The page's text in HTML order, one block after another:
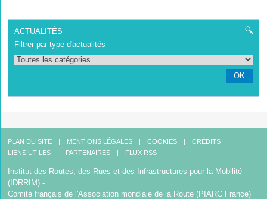
ACTUALITÉS
Filtrer par type d'actualités
OK
PLAN DU SITE MENTIONS LÉGALES COOKIES
CRÉDITS
LIENS UTILES
PARTENAIRES FLUX RSS
Institut des Routes, des Rues et des Infrastructures pour la Mobilité
(IDRRIM) -
Comité français de l'Association mondiale de la Route (PIARC France)